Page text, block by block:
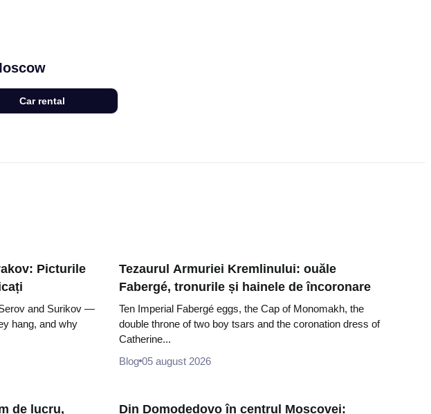
Car rental
Picturile
and Surikov —
hang, and why
Tezaurul Armuriei Kremlinului: ouăle
Fabergé, tronurile și hainele de încoronare
Ten Imperial Fabergé eggs, the Cap of Monomakh, the
double throne of two boy tsars and the coronation dress of
Catherine...
Blog 05 august 2026
de lucru,
Din Domodedovo în centrul Moscovei: